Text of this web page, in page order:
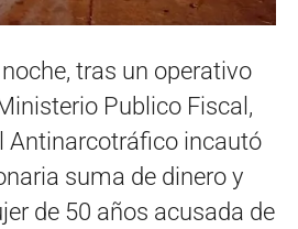
tras un operativo
Publico Fiscal,
Antinarcotráfico incautó
suma de dinero y
de 50 años acusada de